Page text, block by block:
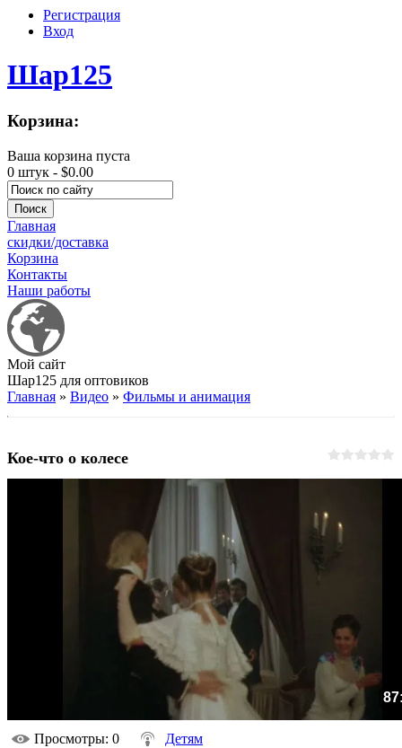
Регистрация
Вход
Шар125
Корзина:
Ваша корзина пуста
0 штук - $0.00
Главная
скидки/доставка
Корзина
Контакты
Наши работы
Мой сайт
Шар125 для оптовиков
Главная » Видео » Фильмы и анимация
Кое-что о колесе
Просмотры: 0 Детям